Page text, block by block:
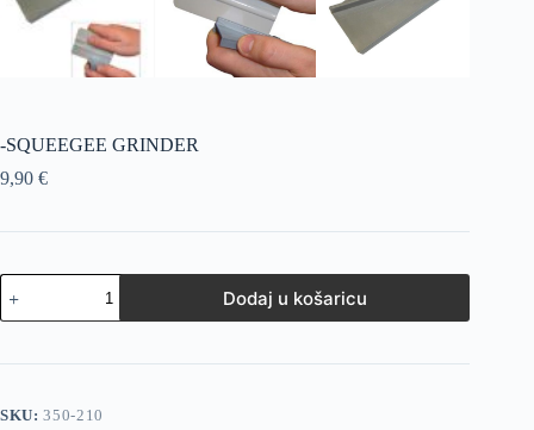
-SQUEEGEE GRINDER
9,90 €
Dodaj u košaricu
SKU:350-210